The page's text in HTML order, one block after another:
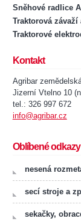
Sněhové radlice
Traktorová
Traktorové
Kontakt
Agribar
Jizerní Vtelno 10
tel.: 326 997 672
info@agribar.cz
Oblíbené odkazy
nesená
secí stroje a
sekačky,